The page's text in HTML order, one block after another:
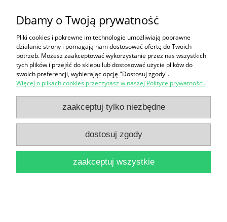
Stara szabla : opowiadania / Stanisław Zieliński
(podniszczona obwoluta)
14,00 zł
Dbamy o Twoją prywatność
Pliki cookies i pokrewne im technologie umożliwiają poprawne
działanie strony i pomagają nam dostosować ofertę do Twoich
potrzeb. Możesz zaakceptować wykorzystanie przez nas wszystkich
tych plików i przejść do sklepu lub dostosować użycie plików do
swoich preferencji, wybierając opcję "Dostosuj zgody".
Więcej o plikach cookies przeczytasz w naszej Polityce prywatności.
zaakceptuj tylko niezbędne
dostosuj zgody
zaakceptuj wszystkie